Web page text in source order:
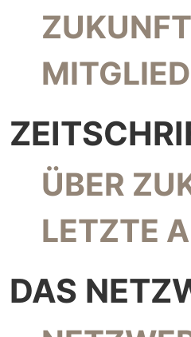
ZUKUNFT
NAVIGATION ÜBERSPRINGEN
ÜBER
LETZTE
DAS